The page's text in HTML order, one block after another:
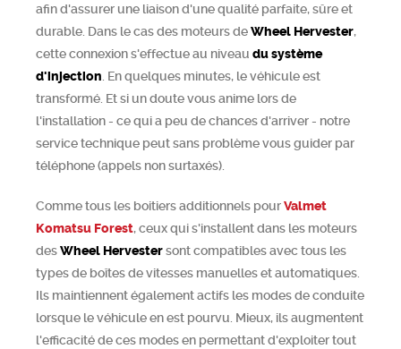
afin d'assurer une liaison d'une qualité parfaite, sûre et
durable. Dans le cas des moteurs deWheel Hervester,
cette connexion s'effectue au niveau du système
d'injection . En quelques minutes, le véhicule est
transformé. Et si un doute vous anime lors de
l'installation - ce qui a peu de chances d'arriver - notre
service technique peut sans problème vous guider par
téléphone (appels non surtaxés).
Comme tous les boitiers additionnels pourValmet
Komatsu Forest, ceux qui s'installent dans les moteurs
desWheel Hervestersont compatibles avec tous les
types de boîtes de vitesses manuelles et automatiques.
Ils maintiennent également actifs les modes de conduite
lorsque le véhicule en est pourvu. Mieux, ils augmentent
l'efficacité de ces modes en permettant d'exploiter tout